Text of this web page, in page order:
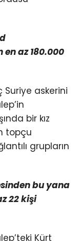
az 180.000
Suriye askerini
bir kız
topçu
grupların
bu yana
22 kişi
Kürt